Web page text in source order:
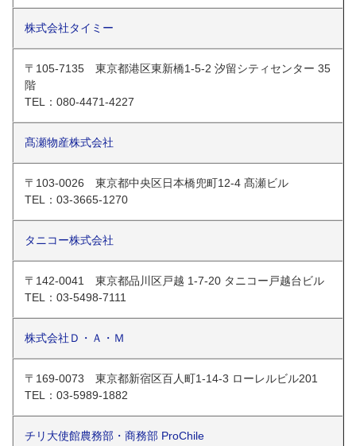
株式会社タイミー
〒105-7135 東京都港区東新橋1-5-2 汐留シティセンター 35
階
TEL：080-4471-4227
髙瀬物産株式会社
〒103-0026 東京都中央区日本橋兜町12-4 髙瀬ビル
TEL：03-3665-1270
タニコー株式会社
〒142-0041 東京都品川区戸越 1-7-20 タニコー戸越台ビル
TEL：03-5498-7111
株式会社Ｄ・Ａ・Ｍ
〒169-0073 東京都新宿区百人町1-14-3 ローレルビル201
TEL：03-5989-1882
チリ大使館農務部・商務部 ProChile